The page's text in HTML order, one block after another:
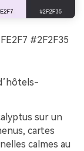
#2F2F35
sur un
cartes
calmes au